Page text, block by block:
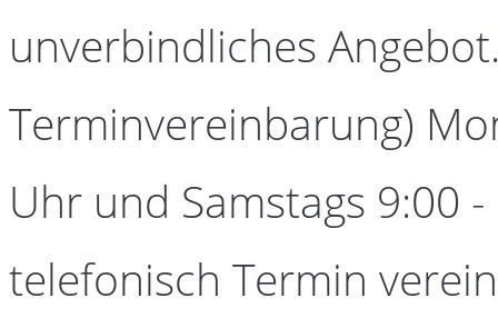
unverbindliches
Terminvereinbarung)
Uhr und Samstags 9:00
telefonisch Termin